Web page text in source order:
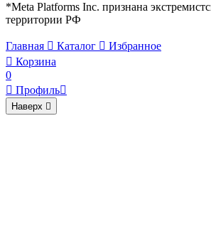
*Meta Platforms Inc. признана
территории РФ
Главная  Каталог  Избранное
 Корзина
0
 Профиль
Наверх 